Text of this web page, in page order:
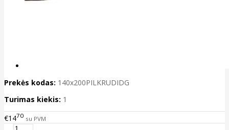
Prekės kodas: 140x200PILKRUDIDG
Turimas kiekis: 1
€1470 su PVM